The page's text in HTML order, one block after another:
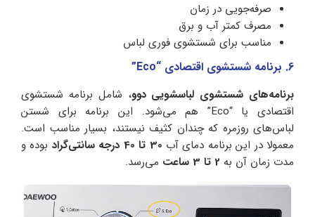
صرفه‌جویی در زمان
مصرف کمتر آب و برق
مناسب برای شستشوی فوری لباس
6. برنامه شستشوی اقتصادی “Eco”
برنامه‌های شستشوی لباسشویی دوو، شامل برنامه شستشوی
اقتصادی یا “Eco” هم می‌شود. این برنامه برای شستن
لباس‌های روزمره که چندان کثیف نیستند، بسیار مناسب است.
معمولا در این برنامه دمای آب 30 تا 40 درجه‌ سانتی‌گراد
بوده و
مدت زمان آن به
می‌رسد.